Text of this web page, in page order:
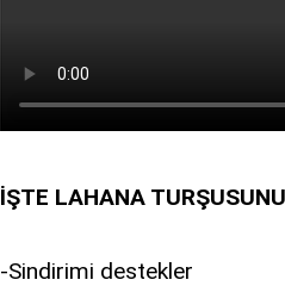
İŞTE LAHANA
-Sindirimi destekler